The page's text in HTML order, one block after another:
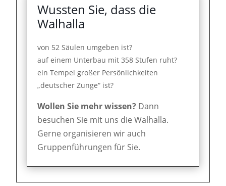
Wussten Sie, dass die
Walhalla
von 52 Säulen umgeben ist?
auf einem Unterbau mit 358 Stufen ruht?
ein Tempel großer Persönlichkeiten
„deutscher Zunge“ ist?
Wollen Sie mehr wissen? Dann
besuchen Sie mit uns die Walhalla.
Gerne organisieren wir auch
Gruppenführungen für Sie.